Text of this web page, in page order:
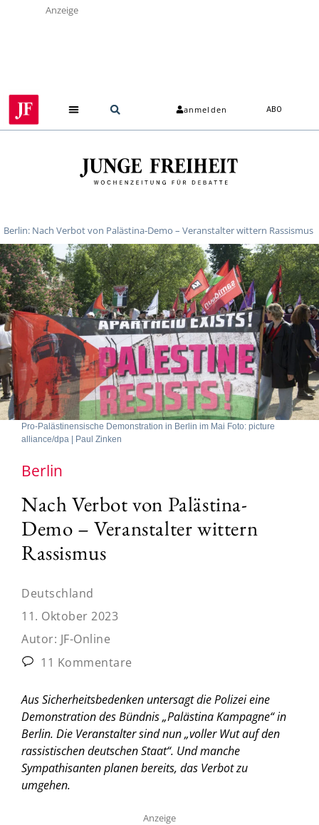
Anzeige
anmelden ABO
Berlin: Nach Verbot von Palästina-Demo – Veranstalter wittern Rassismus
Pro-Palästinensische Demonstration in Berlin im Mai Foto: picture
alliance/dpa | Paul Zinken
Berlin
Nach Verbot von Palästina-
Demo – Veranstalter wittern
Rassismus
Deutschland
11. Oktober 2023
Autor: JF-Online
11 Kommentare
Aus Sicherheitsbedenken untersagt die Polizei eine
Demonstration des Bündnis „Palästina Kampagne“ in
Berlin. Die Veranstalter sind nun „voller Wut auf den
rassistischen deutschen Staat“. Und manche
Sympathisanten planen bereits, das Verbot zu
umgehen.
Anzeige